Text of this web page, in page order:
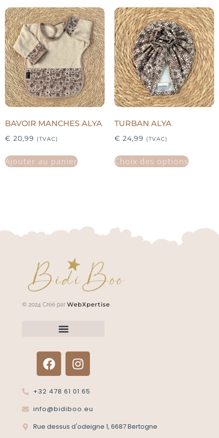
BAVOIR MANCHES ALYA
€ 20,99 (TVAC)
Ajouter au panier
TURBAN ALYA
€ 24,99 (TVAC)
Choix des options
© 2024 Créé par WebXpertise
+32 478 61 01 65
info@bidiboo.eu
Rue dessus d'odeigne 1, 6687 Bertogne